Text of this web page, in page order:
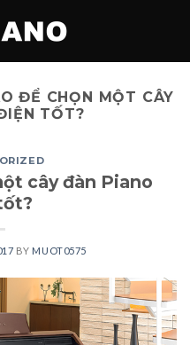
ĐỂ CHỌN MỘT CÂY
TỐT?
cây đàn Piano
BY MUOT0575